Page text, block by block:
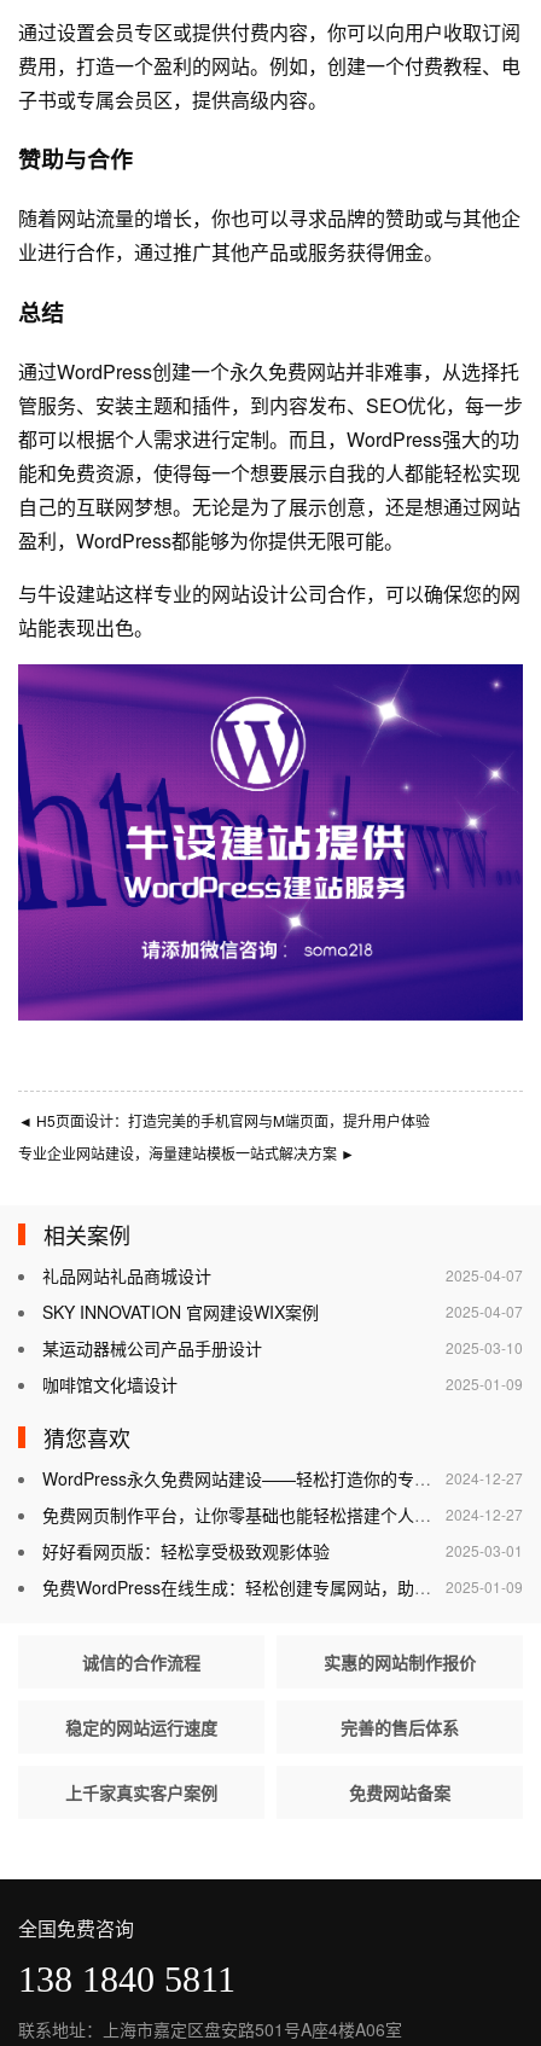
通过设置会员专区或提供付费内容，你可以向用户收取订阅
费用，打造一个盈利的网站。例如，创建一个付费教程、电
子书或专属会员区，提供高级内容。
赞助与合作
随着网站流量的增长，你也可以寻求品牌的赞助或与其他企
业进行合作，通过推广其他产品或服务获得佣金。
总结
通过WordPress创建一个永久免费网站并非难事，从选择托
管服务、安装主题和插件，到内容发布、SEO优化，每一步
都可以根据个人需求进行定制。而且，WordPress强大的功
能和免费资源，使得每一个想要展示自我的人都能轻松实现
自己的互联网梦想。无论是为了展示创意，还是想通过网站
盈利，WordPress都能够为你提供无限可能。
与牛设建站这样专业的网站设计公司合作，可以确保您的网
站能表现出色。
◄ H5页面设计：打造完美的手机官网与M端页面，提升用户体验
专业企业网站建设，海量建站模板一站式解决方案 ►
相关案例
2025-04-07
礼品网站礼品商城设计
2025-04-07
SKY INNOVATION 官网建设WIX案例
2025-03-10
某运动器械公司产品手册设计
2025-01-09
咖啡馆文化墙设计
猜您喜欢
2024-12-27
WordPress永久免费网站建设——轻松打造你的专属网站
2024-12-27
免费网页制作平台，让你零基础也能轻松搭建个人网站
2025-03-01
好好看网页版：轻松享受极致观影体验
2025-01-09
免费WordPress在线生成：轻松创建专属网站，助力个人与企业腾飞
诚信的合作流程 实惠的网站制作报价
稳定的网站运行速度 完善的售后体系
上千家真实客户案例 免费网站备案
全国免费咨询
138 1840 5811
联系地址：上海市嘉定区盘安路501号A座4楼A06室